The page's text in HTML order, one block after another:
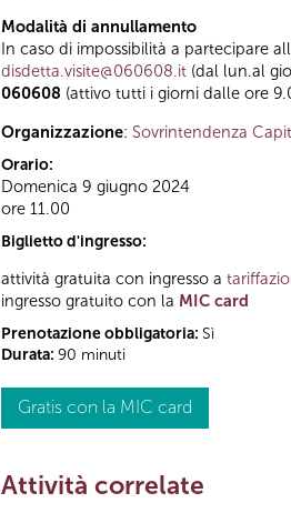
Modalità di annullamento
In caso di impossibilità a partecipare
disdetta.visite@060608.it (dal lun.al
060608 (attivo tutti i giorni dalle ore
Organizzazione: Sovrintendenza
Orario:
Domenica 9 giugno 2024
ore 11.00
Biglietto d'ingresso:
attività gratuita con ingresso a
ingresso gratuito con la MIC card
Prenotazione obbligatoria: Sì
Durata: 90 minuti
Gratis con la MIC card
Attività correlate